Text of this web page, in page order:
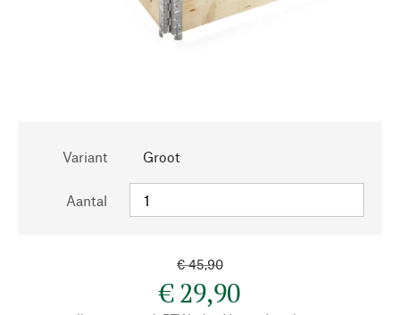
Variant Groot
Aantal
€ 45,90
€ 29,90